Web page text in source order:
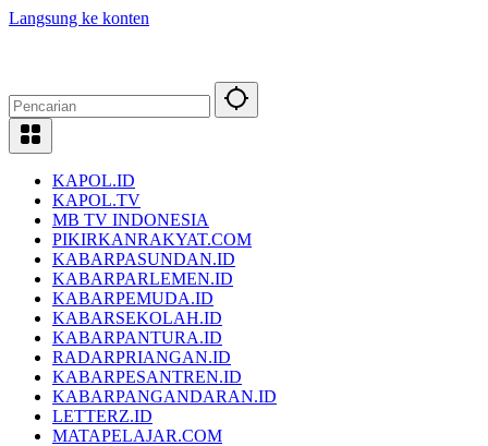
Langsung ke konten
KAPOL.ID
KAPOL.TV
MB TV INDONESIA
PIKIRKANRAKYAT.COM
KABARPASUNDAN.ID
KABARPARLEMEN.ID
KABARPEMUDA.ID
KABARSEKOLAH.ID
KABARPANTURA.ID
RADARPRIANGAN.ID
KABARPESANTREN.ID
KABARPANGANDARAN.ID
LETTERZ.ID
MATAPELAJAR.COM